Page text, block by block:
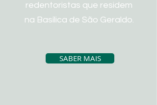
redentoristas que residem
na Basílica de São Geraldo.
SABER MAIS